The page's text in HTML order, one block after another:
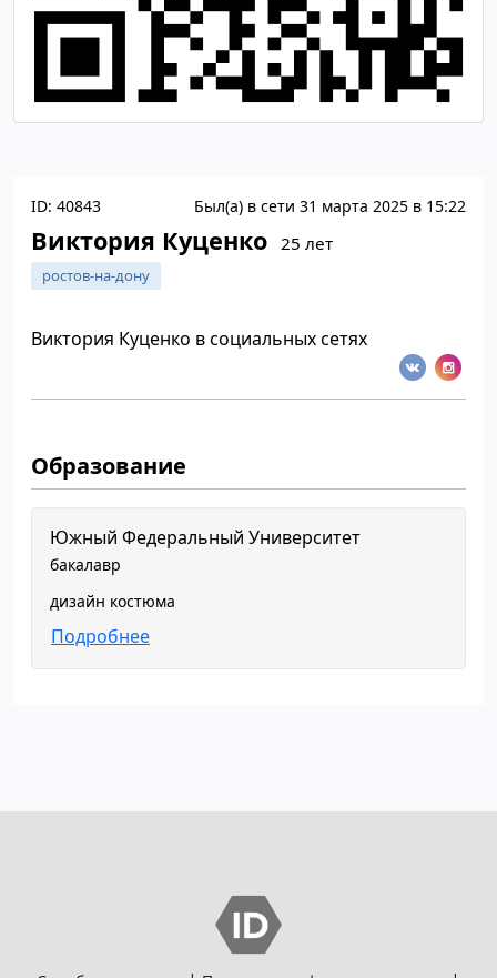
ID: 40843 Был(а) в сети 31 марта 2025 в 15:22
Виктория Куценко 25 лет
ростов-на-дону
Виктория Куценко в социальных сетях
Образование
Южный Федеральный Университет
бакалавр
дизайн костюма
Подробнее